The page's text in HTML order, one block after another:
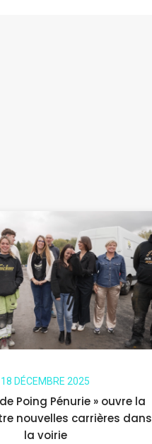
18 DÉCEMBRE 2025
Poing Pénurie » ouvre la
nouvelles carrières dans
la voirie